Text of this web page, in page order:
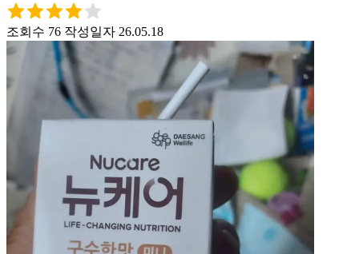
조회수 76 작성일자 26.05.18